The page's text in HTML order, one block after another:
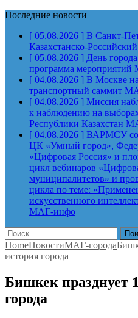
Последние новости
[ 05.08.2026 ] В Санкт-
Казахстанско-
[ 05.08.2026 ] День
программа мероприятий
[ 04.08.2026 ] В Москве
транспортный саммит
[ 04.08.2026 ] Миссия
к наблюдению на
Республики Казахстан
[ 04.08.2026 ] ВАРМСУ
ЦК «Умный город»,
«Цифровая Россия» и
цикл вебинаров
муниципалитетов» и
цикла по теме:
искусственного
МАГ-инфо
Найти:
HomeНовостиМАГ-города
история города
Бишкек празднует
города